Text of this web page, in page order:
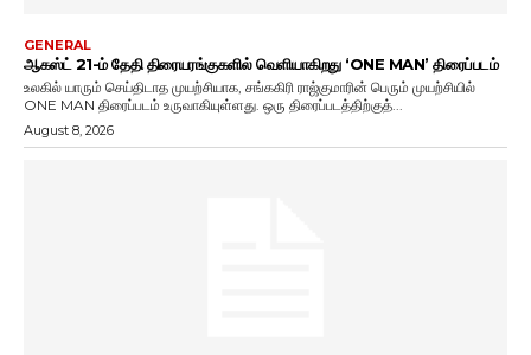
GENERAL
ஆகஸ்ட் 21-ம் தேதி திரையரங்குகளில் வெளியாகிறது ‘ONE MAN’ திரைப்படம்
உலகில் யாரும் செய்திடாத முயற்சியாக, சங்ககிரி ராஜ்குமாரின் பெரும் முயற்சியில்
ONE MAN திரைப்படம் உருவாகியுள்ளது. ஒரு திரைப்படத்திற்குத்...
August 8, 2026